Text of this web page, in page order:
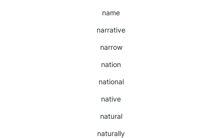
name
narrative
narrow
nation
national
native
natural
naturally